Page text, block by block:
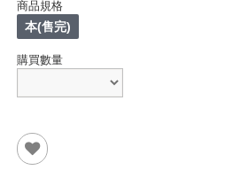
商品規格
本(售完)
購買數量